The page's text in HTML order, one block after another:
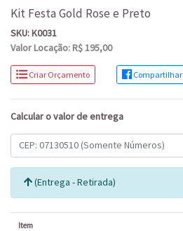
Kit Festa Gold Rose e Preto
SKU: K0031
Valor Locação: R$ 195,00
Criar Orçamento Compartilhar
Calcular o valor de entrega
(Entrega - Retirada)
Item